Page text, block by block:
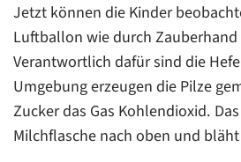
Jetzt können die Kinder
Luftballon wie durch
Verantwortlich dafür sind die
Umgebung erzeugen die Pilze
Zucker das Gas Kohlendioxid.
Milchflasche nach oben und